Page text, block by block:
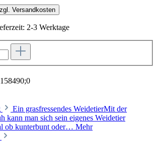
Versandkosten
2-3 Werktage
Ein grasfressendes WeidetierMit der
kann man sich sein eigenes Weidetier
ob kunterbunt oder… Mehr